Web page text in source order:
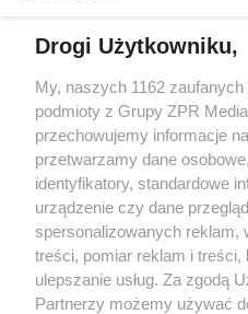
Drogi Użytkowniku,
My, naszych 1162
podmioty z Grupy ZPR
przechowujemy informacje
przetwarzamy dane
identyfikatory, standardowe
urządzenie czy dane
spersonalizowanych reklam,
treści, pomiar reklam i treści,
ulepszanie usług. Za zgodą
Partnerzy możemy używać